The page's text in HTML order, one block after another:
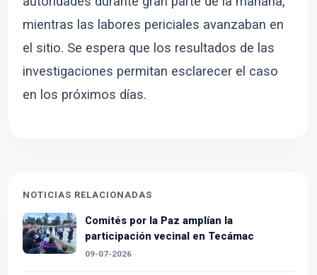
mientras las labores periciales avanzaban en
el sitio. Se espera que los resultados de las
investigaciones permitan esclarecer el caso
en los próximos días.
NOTICIAS RELACIONADAS
Comités por la Paz amplían la
participación vecinal en Tecámac
09-07-2026